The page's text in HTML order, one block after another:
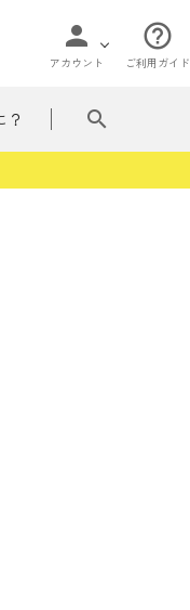
person
アカウント
help_outline
ご利用ガイド
？ search